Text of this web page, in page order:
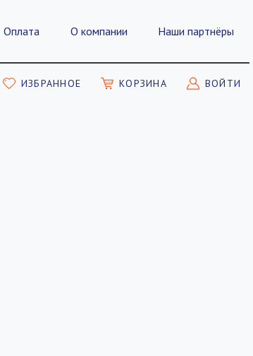
Оплата О компании Наши партнёры
ИЗБРАННОЕ КОРЗИНА ВОЙТИ